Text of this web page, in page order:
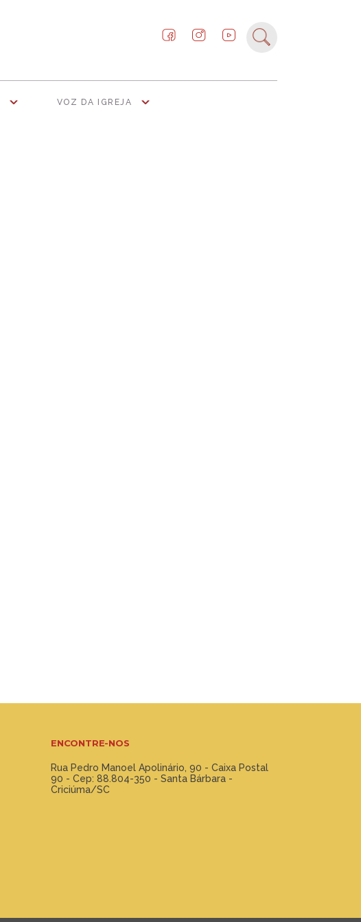
VOZ DA IGREJA
ENCONTRE-NOS
Rua Pedro Manoel Apolinário, 90 - Caixa Postal
90 - Cep: 88.804-350 - Santa Bárbara -
Criciúma/SC